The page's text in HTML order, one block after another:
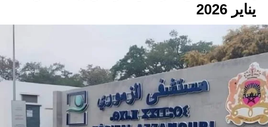
يناير 2026